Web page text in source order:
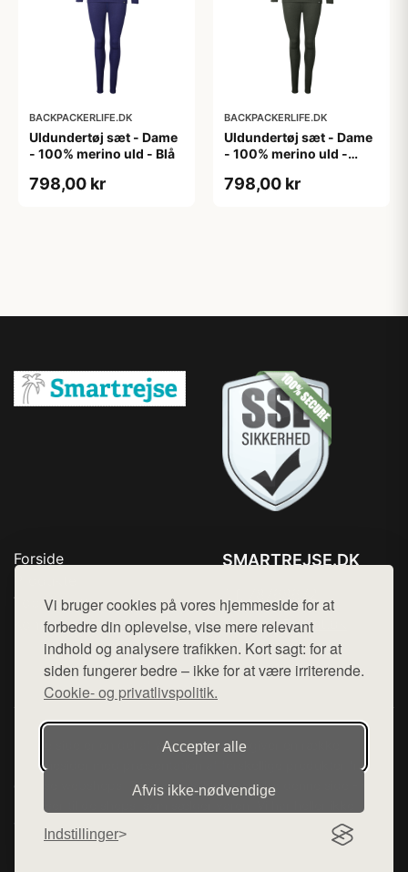
Vi bruger cookies på vores hjemmeside for at
forbedre din oplevelse, vise mere relevant
indhold og analysere trafikken. Kort sagt: for at
siden fungerer bedre – ikke for at være irriterende.
Cookie- og privatlivspolitik.
Accepter alle
Afvis ikke‑nødvendige
Indstillinger
BACKPACKERLIFE.DK
Uldundertøj sæt - Dame
- 100% merino uld - Blå
798,00 kr
BACKPACKERLIFE.DK
Uldundertøj sæt - Dame
- 100% merino uld -
798,00 kr
Forside
Top Rabatter
Kontakt
SMARTREJSE.DK
Mail: hej@want.dk
Cookie- og privatlivspolitik
Denne side er en del af want.dk, der udgiver en række
hjemmesider med præsentation af forskellige produkter fra
diverse webshops. Der sælges ikke varer fra denne side - vi
henviser til de shops, som sælger varen. Vi har heller ikke
varerne på lager.